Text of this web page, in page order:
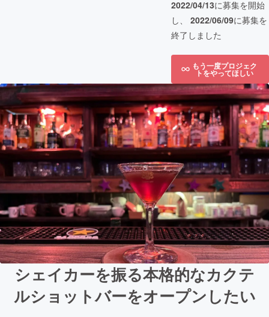
2022/04/13に募集を開始
し、 2022/06/09に募集を
終了しました
もう一度プロジェク
トをやってほしい
シェイカーを振る本格的なカクテ
ルショットバーをオープンしたい